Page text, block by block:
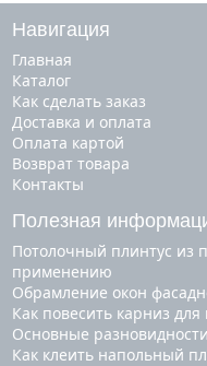
Навигация
Главная
Каталог
Как сделать заказ
Доставка и оплата
Оплата картой
Возврат товара
Контакты
Полезная
Потолочный плинтус из
применению
Обрамление окон
Как повесить карниз
Основные
Как клеить напольный